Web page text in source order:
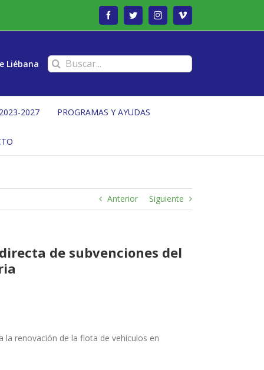
FacebookTwitterInstagramVimeo
Liébana Buscar:
2027 PROGRAMAS Y AYUDAS
Anterior Siguiente
de subvenciones del
la renovación de la flota de vehículos en